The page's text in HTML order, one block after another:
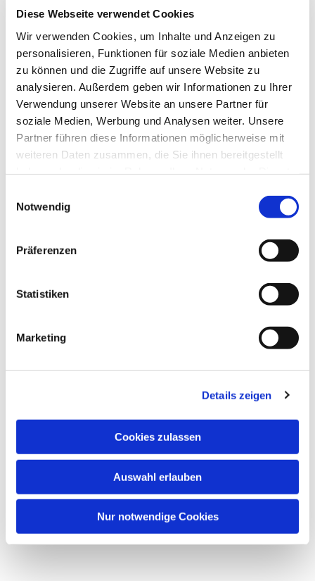
Diese Webseite verwendet Cookies
Wir verwenden Cookies, um Inhalte und Anzeigen zu
personalisieren, Funktionen für soziale Medien anbieten
zu können und die Zugriffe auf unsere Website zu
analysieren. Außerdem geben wir Informationen zu Ihrer
Verwendung unserer Website an unsere Partner für
soziale Medien, Werbung und Analysen weiter. Unsere
Partner führen diese Informationen möglicherweise mit
weiteren Daten zusammen, die Sie ihnen bereitgestellt
Notwendig
Präferenzen
Statistiken
Marketing
Details zeigen
Cookies zulassen
Auswahl erlauben
Nur notwendige Cookies
Dies könnte Sie auch